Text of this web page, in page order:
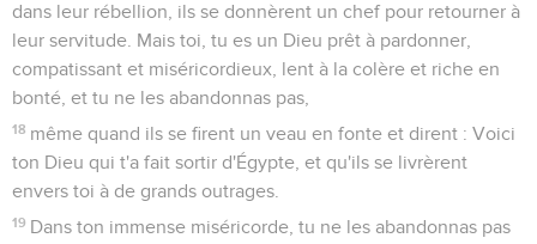
dans leur rébellion, ils se donnèrent un chef pour retourner à
leur servitude. Mais toi, tu es un Dieu prêt à pardonner,
compatissant et miséricordieux, lent à la colère et riche en
bonté, et tu ne les abandonnas pas,
18 même quand ils se firent un veau en fonte et dirent : Voici
ton Dieu qui t'a fait sortir d'Égypte, et qu'ils se livrèrent
envers toi à de grands outrages.
19 Dans ton immense miséricorde, tu ne les abandonnas pas